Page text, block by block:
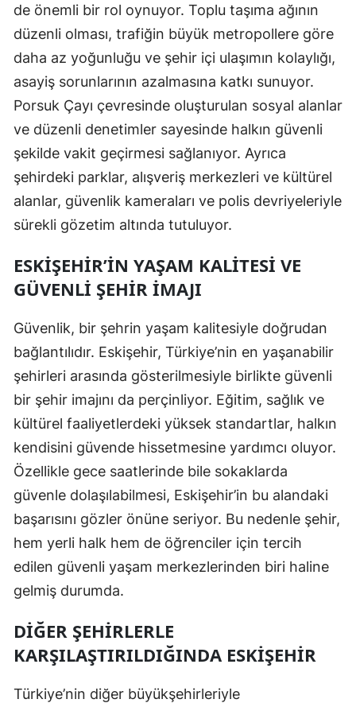
Samsun
Siirt
Sinop
Sivas
Tekirdağ
Tunceli
Uşak
Van
Yozgat
Zonguldak
Aksaray
Karaman
Kırıkkale
Bartın
de önemli bir rol oynuyor. Toplu taşıma ağının
düzenli olması, trafiğin büyük metropollere göre
daha az yoğunluğu ve şehir içi ulaşımın kolaylığı,
asayiş sorunlarının azalmasına katkı sunuyor.
Porsuk Çayı çevresinde oluşturulan sosyal alanlar
ve düzenli denetimler sayesinde halkın güvenli
şekilde vakit geçirmesi sağlanıyor. Ayrıca
şehirdeki parklar, alışveriş merkezleri ve kültürel
alanlar, güvenlik kameraları ve polis devriyeleriyle
sürekli gözetim altında tutuluyor.
ESKIŞEHIR’IN YAŞAM KALITESI VE
GÜVENLI ŞEHIR İMAJI
Güvenlik, bir şehrin yaşam kalitesiyle doğrudan
bağlantılıdır. Eskişehir, Türkiye’nin en yaşanabilir
şehirleri arasında gösterilmesiyle birlikte güvenli
bir şehir imajını da perçinliyor. Eğitim, sağlık ve
kültürel faaliyetlerdeki yüksek standartlar, halkın
kendisini güvende hissetmesine yardımcı oluyor.
Özellikle gece saatlerinde bile sokaklarda
güvenle dolaşılabilmesi, Eskişehir’in bu alandaki
başarısını gözler önüne seriyor. Bu nedenle şehir,
hem yerli halk hem de öğrenciler için tercih
edilen güvenli yaşam merkezlerinden biri haline
gelmiş durumda.
DIĞER ŞEHIRLERLE
KARŞILAŞTIRILDIĞINDA ESKIŞEHIR
Türkiye’nin diğer büyükşehirleriyle